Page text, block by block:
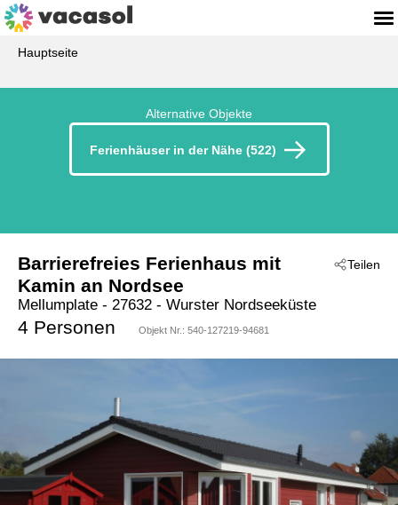
Hauptseite
Alternative Objekte
Ferienhäuser in der Nähe (522)
Teilen
Barrierefreies Ferienhaus mit
Kamin an Nordsee
Mellumplate - 27632 - Wurster Nordseeküste
4 Personen Objekt Nr.: 540-127219-94681